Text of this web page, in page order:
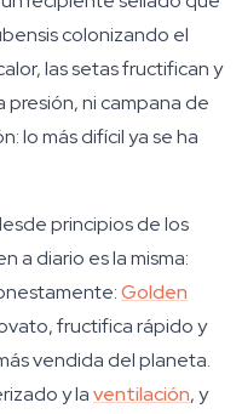
colonizando el
las setas fructifican y
presión, ni campana de
lo más difícil ya se ha
principios de los
a diario es la misma:
Golden
fructifica rápido y
vendida del planeta.
y laventilación, y